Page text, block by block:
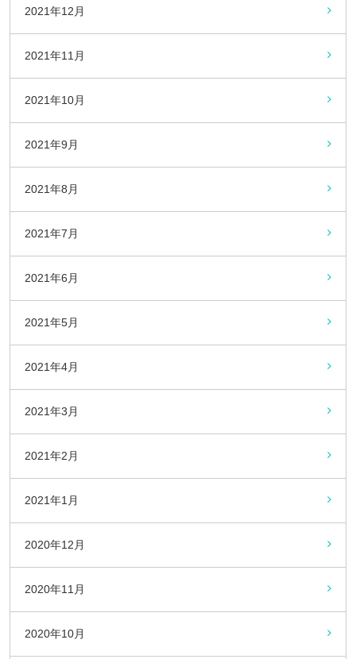
2021年12月
2021年11月
2021年10月
2021年9月
2021年8月
2021年7月
2021年6月
2021年5月
2021年4月
2021年3月
2021年2月
2021年1月
2020年12月
2020年11月
2020年10月